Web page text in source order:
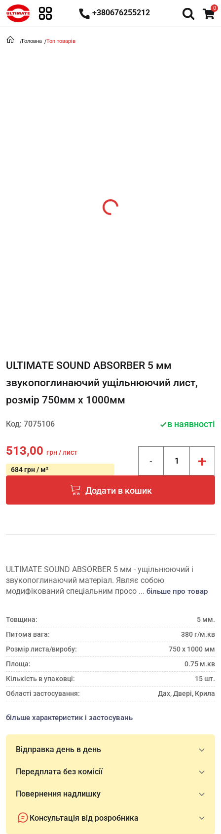
+380676255212
0
Головна Топ товарів
Loading...
ULTIMATE SOUND ABSORBER 5 мм
звукопоглинаючий ущільнюючий лист,
розмір 750мм х 1000мм
Код: 7075106 в наявності
513,00 грн / лист
684 грн / м²
- +
Додати в кошик
ULTIMATE SOUND ABSORBER 5 мм - ущільнюючий і
звукопоглинаючий матеріал. Являє собою
модифікований спеціальним просо ... більше про товар
Товщина:
5 мм.
Питома вага:
380 г/м.кв
Розмір листа/виробу:
750 х 1000 мм
Площа:
0.75 м.кв
Кількість в упаковці:
15 шт.
Області застосування:
Дах, Двері, Крила
більше характеристик і застосувань
Відправка день в день
Передплата без комісії
Повернення надлишку
Консультація від розробника